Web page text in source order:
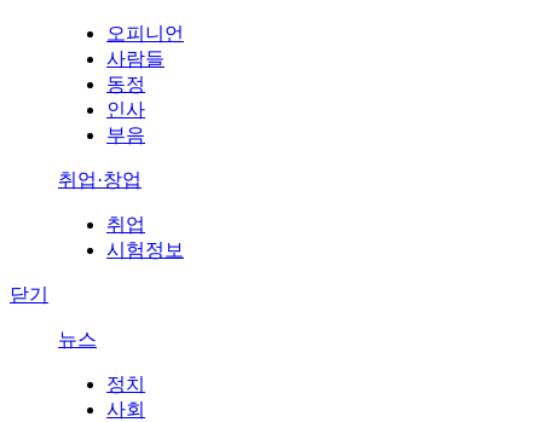
오피니언
사람들
동정
인사
부음
취업·창업
취업
시험정보
닫기
뉴스
정치
사회